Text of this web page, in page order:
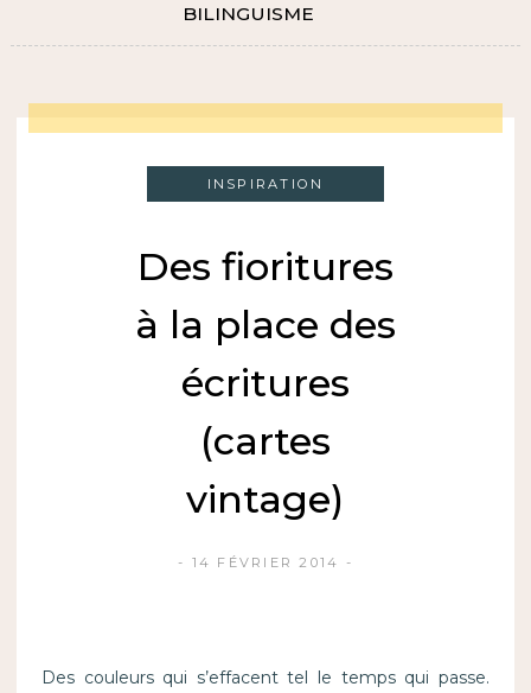
BILINGUISME
INSPIRATION
Des fioritures
à la place des
écritures
(cartes
vintage)
14 FÉVRIER 2014
Des couleurs qui s’effacent tel le temps qui passe.